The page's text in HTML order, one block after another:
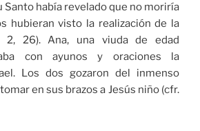
Santo había revelado que no moriría
hubieran visto la realización de la
2, 26). Ana, una viuda de edad
con ayunos y oraciones la
Los dos gozaron del inmenso
en sus brazos a Jesús niño (cfr.